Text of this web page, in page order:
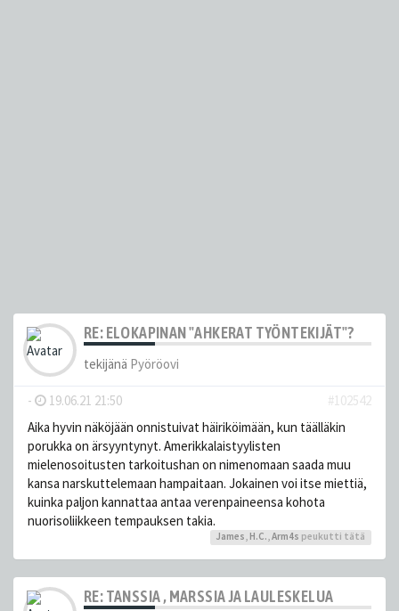
RE: ELOKAPINAN "AHKERAT TYÖNTEKIJÄT"?
tekijänä Pyöröovi
- 19.06.21 21:50
#102542
Aika hyvin näköjään onnistuivat häiriköimään, kun täälläkin
porukka on ärsyyntynyt. Amerikkalaistyylisten
mielenosoitusten tarkoitushan on nimenomaan saada muu
kansa narskuttelemaan hampaitaan. Jokainen voi itse miettiä,
kuinka paljon kannattaa antaa verenpaineensa kohota
nuorisoliikkeen tempauksen takia.
James, H.C.,Arm4s peukutti tätä
RE: TANSSIA , MARSSIA JA LAULESKELUA